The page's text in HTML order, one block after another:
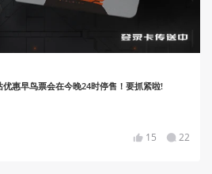
优惠早鸟票会在今晚24时停售！要抓紧啦!
15 22